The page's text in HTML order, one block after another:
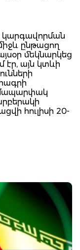
կարգավորման
ընթացող
մեկնարկեց
էր, այն կտևի
հուլիսի 20-